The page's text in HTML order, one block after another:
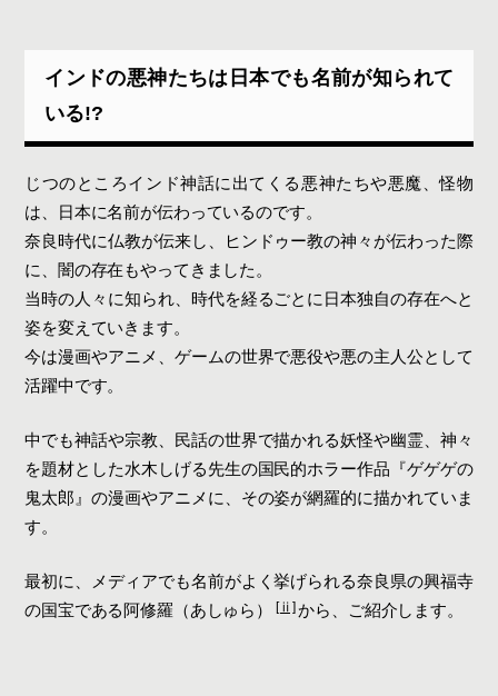
t、Bhoot）/ブトゥス（Butus）
民間伝承の幽霊譚〜サリームガル城の亡霊た
未知との遭遇〜真夜中に正体不明の「何か」
を見たら、二度とこの世には戻れないバンガ
ール・フォート〜
21世紀のインドにおける怪談文化とボリウッ
ド映画の再解釈
ヒンドゥー教における恐怖の存在と、インド人の信
仰の関係を考察
インドの神様にあやかりたい！
インドの悪神たちは日本でも名前が知られて
いる!?
じつのところインド神話に出てくる悪神たちや悪魔、怪物
は、日本に名前が伝わっているのです。
奈良時代に仏教が伝来し、ヒンドゥー教の神々が伝わった際
に、闇の存在もやってきました。
当時の人々に知られ、時代を経るごとに日本独自の存在へと
姿を変えていきます。
今は漫画やアニメ、ゲームの世界で悪役や悪の主人公として
活躍中です。
中でも神話や宗教、民話の世界で描かれる妖怪や幽霊、神々
を題材とした水木しげる先生の国民的ホラー作品『ゲゲゲの
鬼太郎』の漫画やアニメに、その姿が網羅的に描かれていま
す。
最初に、メディアでも名前がよく挙げられる奈良県の興福寺
の国宝である阿修羅（あしゅら）
[ⅱ] から、ご紹介します。